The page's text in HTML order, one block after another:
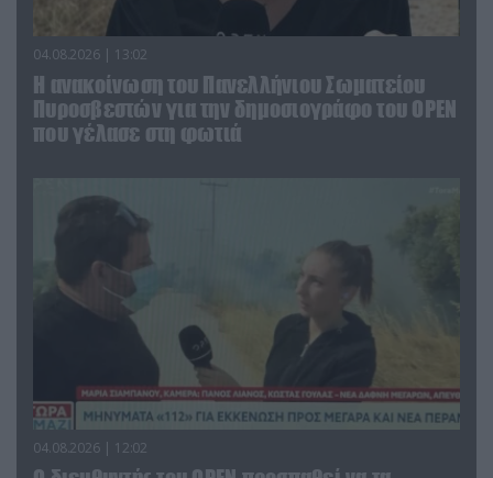
04.08.2026 | 13:02
Η ανακοίνωση του Πανελλήνιου Σωματείου
Πυροσβεστών για την δημοσιογράφο του OPEN
που γέλασε στη φωτιά
04.08.2026 | 12:02